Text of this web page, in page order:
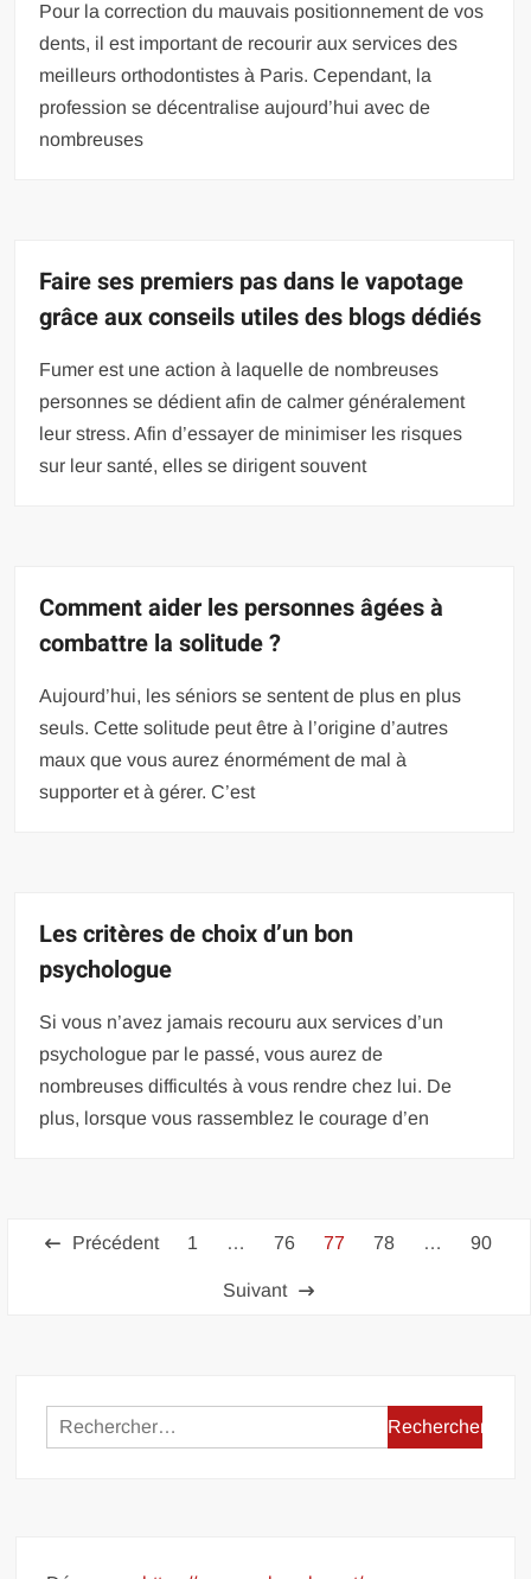
Pour la correction du mauvais positionnement de vos
dents, il est important de recourir aux services des
meilleurs orthodontistes à Paris. Cependant, la
profession se décentralise aujourd’hui avec de
nombreuses
Faire ses premiers pas dans le vapotage
grâce aux conseils utiles des blogs dédiés
Fumer est une action à laquelle de nombreuses
personnes se dédient afin de calmer généralement
leur stress. Afin d’essayer de minimiser les risques
sur leur santé, elles se dirigent souvent
Comment aider les personnes âgées à
combattre la solitude ?
Aujourd’hui, les séniors se sentent de plus en plus
seuls. Cette solitude peut être à l’origine d’autres
maux que vous aurez énormément de mal à
supporter et à gérer. C’est
Les critères de choix d’un bon
psychologue
Si vous n’avez jamais recouru aux services d’un
psychologue par le passé, vous aurez de
nombreuses difficultés à vous rendre chez lui. De
plus, lorsque vous rassemblez le courage d’en
Pagination
Précédent 1 … 76 77 78 … 90
Suivant
Rechercher :